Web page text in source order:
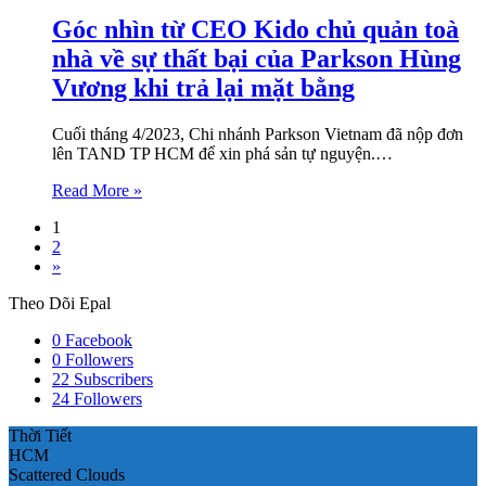
Góc nhìn từ CEO Kido chủ quản toà
nhà về sự thất bại của Parkson Hùng
Vương khi trả lại mặt bằng
Cuối tháng 4/2023, Chi nhánh Parkson Vietnam đã nộp đơn
lên TAND TP HCM để xin phá sản tự nguyện.…
Read More »
1
2
»
Theo Dõi Epal
0 Facebook
0 Followers
22 Subscribers
24 Followers
Thời Tiết
HCM
Scattered Clouds